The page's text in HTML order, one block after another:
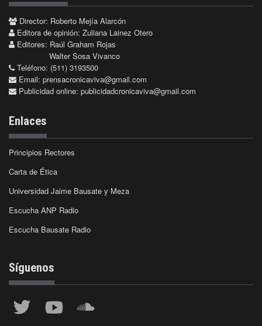
Director: Roberto Mejía Alarcón
Editora de opinión: Zuliana Lainez Otero
Editores: Raúl Graham Rojas
Walter Sosa Vivanco
Teléfono: (511) 3193500
Email: prensacronicaviva@gmail.com
Publicidad online: publicidadcronicaviva@gmail.com
Enlaces
Principios Rectores
Carta de Ética
Universidad Jaime Bausate y Meza
Escucha ANP Radio
Escucha Bausate Radio
Síguenos